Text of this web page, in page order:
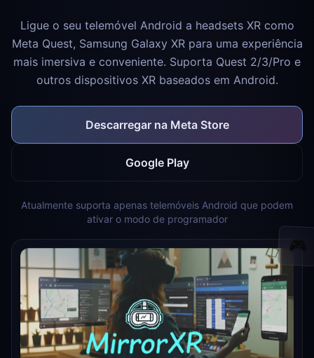
Ligue o seu telemóvel Android a headsets XR como
Meta Quest, Samsung Galaxy XR para uma experiência
mais imersiva e conveniente. Suporta Quest 2/3/Pro e
outros dispositivos XR baseados em Android.
Descarregar na Meta Store
Google Play
Atualmente suporta apenas telemóveis Android que podem
ativar o modo de programador
🎮